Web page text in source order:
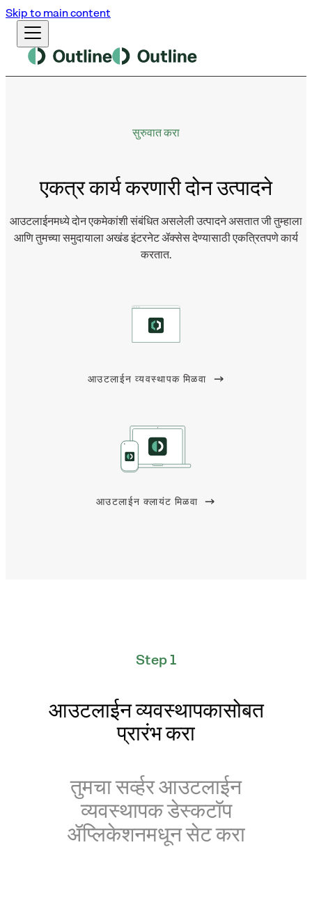
Skip to main content
सुरुवात करा
एकत्र कार्य करणारी दोन उत्पादने
आउटलाईनमध्ये दोन एकमेकांशी संबंधित असलेली उत्पादने असतात जी तुम्हाला
आणि तुमच्या समुदायाला अखंड इंटरनेट ॲक्सेस देण्यासाठी एकत्रितपणे कार्य
करतात.
आउटलाईन व्यवस्थापक मिळवा
आउटलाईन क्लायंट मिळवा
Step 1
आउटलाईन व्यवस्थापकासोबत
प्रारंभ करा
तुमचा सर्व्हर आउटलाईन
व्यवस्थापक डेस्कटॉप
ॲप्लिकेशनमधून सेट करा